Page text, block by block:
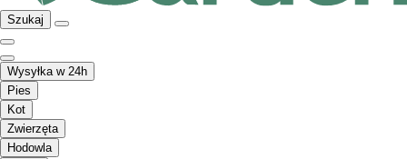
Szukaj
Wysyłka w 24h
Pies
Kot
Zwierzęta
Hodowla